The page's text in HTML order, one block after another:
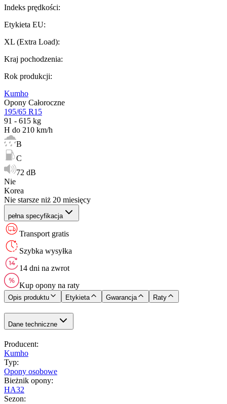
Indeks prędkości:
Etykieta EU:
XL (Extra Load):
Kraj pochodzenia:
Rok produkcji:
Kumho
Opony Całoroczne
195/65 R15
91 - 615 kg
H do 210 km/h
B
C
72 dB
Nie
Korea
Nie starsze niż 20 miesięcy
pełna specyfikacja
Transport gratis
Szybka wysyłka
14 dni na zwrot
Kup opony na raty
Opis produktu Etykieta Gwarancja Raty
Dane techniczne
Producent:
Kumho
Typ:
Opony osobowe
Bieżnik opony:
HA32
Sezon: